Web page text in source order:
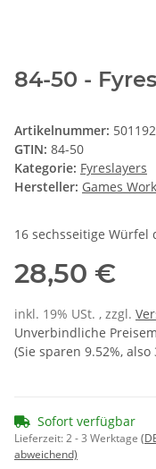
84-50 -
Artikelnummer:
GTIN: 84-50
Kategorie: Fyreslayers
Hersteller: Games
16 sechsseitige Würfel
28,50 €
inkl. 19% USt. , zzgl.
Unverbindliche
(Sie sparen 9.52%, also
Sofort verfügbar
Lieferzeit:2 - 3 Werktage
abweichend)